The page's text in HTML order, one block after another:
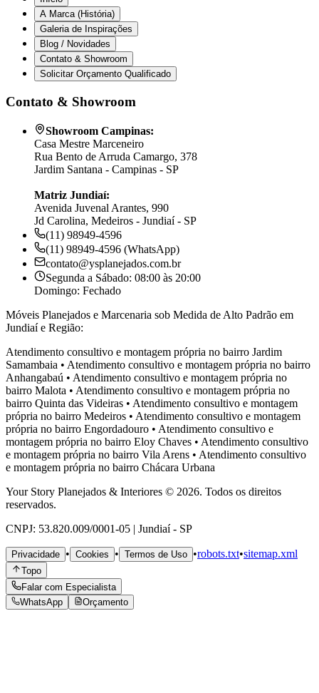
A Marca (História)
Galeria de Inspirações
Blog / Novidades
Contato & Showroom
Solicitar Orçamento Qualificado
Contato & Showroom
Showroom Campinas:
Casa Mestre Marceneiro
Rua Bento de Arruda Camargo, 378
Jardim Santana - Campinas - SP
Matriz Jundiaí:
Avenida Juvenal Arantes, 990
Jd Carolina, Medeiros - Jundiaí - SP
(11) 98949-4596
(11) 98949-4596 (WhatsApp)
contato@ysplanejados.com.br
Segunda a Sábado: 08:00 às 20:00
Domingo: Fechado
Móveis Planejados e Marcenaria sob Medida de Alto Padrão em
Jundiaí e Região:
Atendimento consultivo e montagem própria no bairro Jardim
Samambaia • Atendimento consultivo e montagem própria no bairro
Anhangabaú • Atendimento consultivo e montagem própria no
bairro Malota • Atendimento consultivo e montagem própria no
bairro Quinta das Videiras • Atendimento consultivo e montagem
própria no bairro Medeiros • Atendimento consultivo e montagem
própria no bairro Engordadouro • Atendimento consultivo e
montagem própria no bairro Eloy Chaves • Atendimento consultivo
e montagem própria no bairro Vila Arens • Atendimento consultivo
e montagem própria no bairro Chácara Urbana
Your Story Planejados & Interiores © 2026. Todos os direitos
reservados.
CNPJ: 53.820.009/0001-05 | Jundiaí - SP
Privacidade • Cookies • Termos de Uso •robots.txt•sitemap.xml
Topo
Falar com Especialista
WhatsApp
Orçamento